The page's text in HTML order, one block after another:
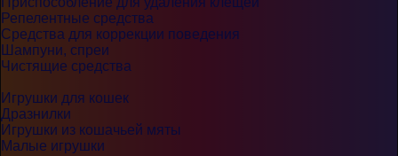
Репелентные средства
Средства для коррекции поведения
Шампуни, спреи
Чистящие средства
Игрушки для кошек
Дразнилки
Игрушки из кошачьей мяты
Малые игрушки